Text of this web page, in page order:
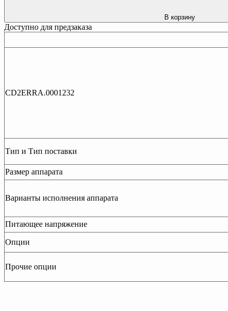
В корзину
Доступно для предзаказа
CD2ERRA.0001232
Тип и Тип поставки
Размер аппарата
Варианты исполнения аппарата
Питающее напряжение
Опции
Прочие опции